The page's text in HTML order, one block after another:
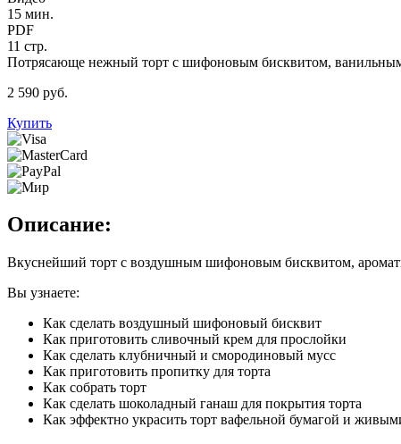
15 мин.
PDF
11 стр.
Потрясающе нежный торт с шифоновым бисквитом,
2 590 руб.
Купить
Описание:
Вкуснейший торт с воздушным шифоновым бисквитом,
Вы узнаете:
Как сделать воздушный шифоновый бисквит
Как приготовить сливочный крем для прослойки
Как сделать клубничный и смородиновый мусс
Как приготовить пропитку для торта
Как собрать торт
Как сделать шоколадный ганаш для покрытия торта
Как эффектно украсить торт вафельной бумагой и